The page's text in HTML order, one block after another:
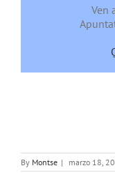
Ven
By Montse | marzo 18,